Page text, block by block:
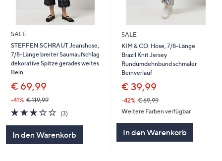
SALE
STEFFEN SCHRAUT Jeanshose,
7/8-Länge breiter Saumaufschlag
dekorative Spitze gerades weites
Bein
€ 69,99
-41% € 119,99
2.7
von
(3)3
In den Warenkorb
SALE
KIM & CO. Hose, 7/8-Länge
Brazil Knit Jersey
Rundumdehnbund schmaler
Beinverlauf
€ 39,99
-42% € 69,99
Weitere Farben verfügbar
In den Warenkorb